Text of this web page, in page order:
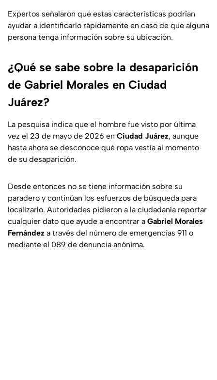
Expertos señalaron que estas características podrían
ayudar a identificarlo rápidamente en caso de que alguna
persona tenga información sobre su ubicación.
¿Qué se sabe sobre la desaparición
de Gabriel Morales en Ciudad
Juárez?
La pesquisa indica que el hombre fue visto por última
vez el 23 de mayo de 2026 en Ciudad Juárez, aunque
hasta ahora se desconoce qué ropa vestía al momento
de su desaparición.
Desde entonces no se tiene información sobre su
paradero y continúan los esfuerzos de búsqueda para
localizarlo. Autoridades pidieron a la ciudadanía reportar
cualquier dato que ayude a encontrar a Gabriel Morales
Fernández a través del número de emergencias 911 o
mediante el 089 de denuncia anónima.